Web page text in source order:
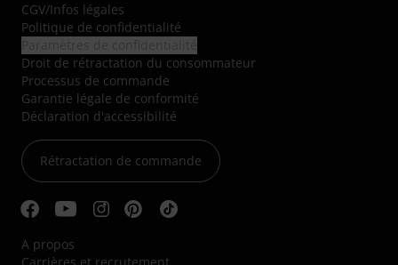
CGV/Infos légales
Politique de confidentialité
Droit de rétractation du consommateur
Processus de commande
Garantie légale de conformité
Déclaration d'accessibilité
Rétractation de commande
A propos